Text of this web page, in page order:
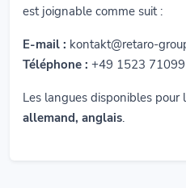
est joignable comme suit :
E-mail : kontakt@retaro-
Téléphone : +49 1523
Les langues disponibles pour
allemand, anglais.